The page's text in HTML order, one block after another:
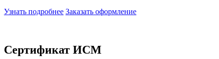
Узнать подробнее Заказать оформление
Сертификат ИСМ